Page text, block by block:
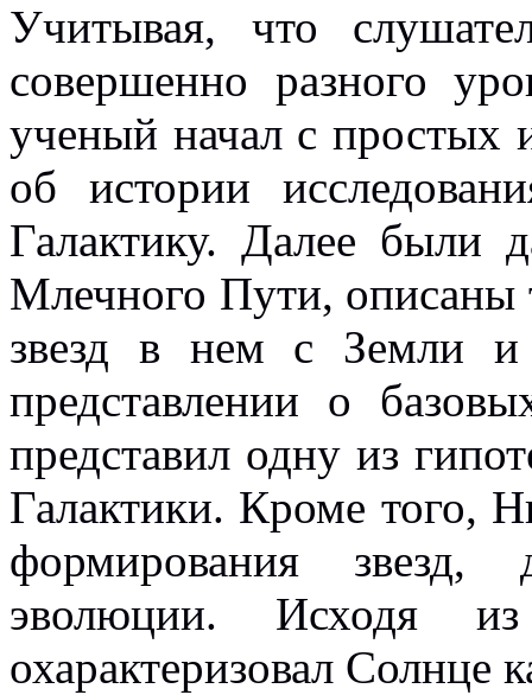
Учитывая, что
совершенно разного
ученый начал с простых
об истории
Галактику. Далее были
Млечного Пути, описаны
звезд в нем с Земли и
представлении о
представил одну из
Галактики. Кроме того,
формирования
эволюции. Исходя
охарактеризовал Солнце